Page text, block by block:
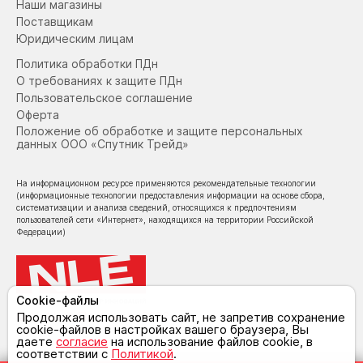
Наши магазины
Поставщикам
Юридическим лицам
Политика обработки ПДн
О требованиях к защите ПДн
Пользовательское соглашение
Оферта
Положение об обработке и защите персональных
данных ООО «Спутник Трейд»
© NoLimit Electronics 2026
На информационном ресурсе применяются рекомендательные технологии
(информационные технологии предоставления информации на основе сбора,
систематизации и анализа сведений, относящихся к предпочтениям
пользователей сети «Интернет», находящихся на территории Российской
Федерации)
Cookie-файлы
Продолжая использовать сайт, не запретив сохранение
cookie-файлов в настройках вашего браузера, Вы
даете согласие на использование файлов cookie, в
соответствии с Политикой.